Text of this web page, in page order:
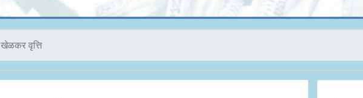
खेळकर वृत्ति